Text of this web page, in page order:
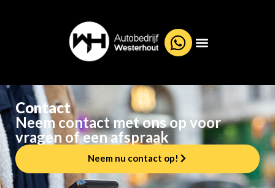
Contact
Neem contact met ons op voor
vragen of een afspraak
Neem nu contact op!